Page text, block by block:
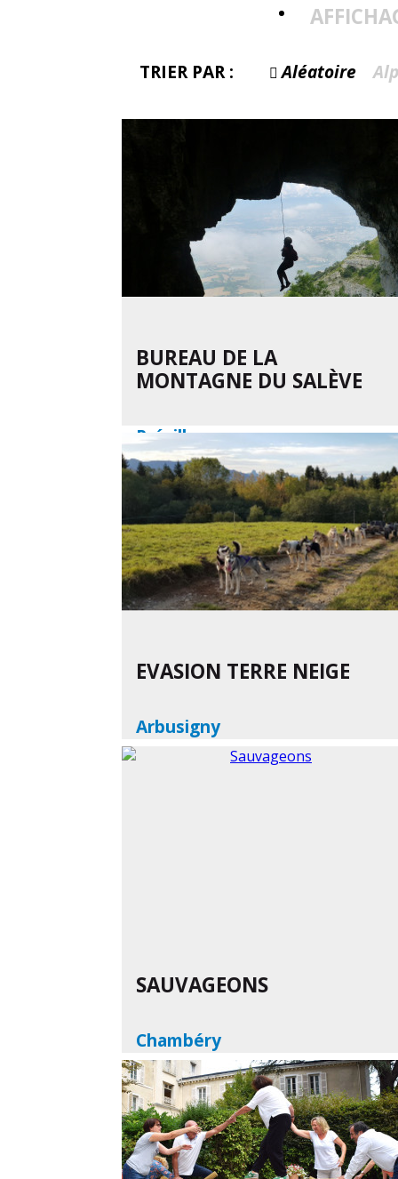
TRIER PAR : Aléatoire
BUREAU DE LA
MONTAGNE DU SALÈVE
Présilly
En savoir plus
EVASION TERRE NEIGE
Arbusigny
En savoir plus
SAUVAGEONS
Chambéry
En savoir plus